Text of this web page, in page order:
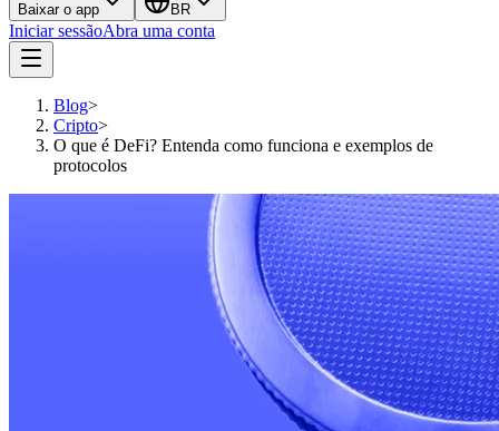
Baixar o app BR
Iniciar sessãoAbra uma conta
Blog>
Cripto>
O que é DeFi? Entenda como funciona e exemplos de
protocolos